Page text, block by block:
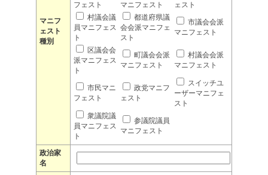
マニフ
ェスト
種別
フェスト
マニフェスト
ェスト
村議会議
員マニフェス
ト
都道府県議
会会派マニフェ
スト
市議会会派
マニフェスト
区議会会
派マニフェス
ト
町議会会派
マニフェスト
村議会会派
マニフェスト
市民マニ
フェスト
政党マニフ
ェスト
スイッチユ
ーザーマニフェ
スト
衆議院議
員マニフェス
ト
参議院議員
マニフェスト
政治家
名